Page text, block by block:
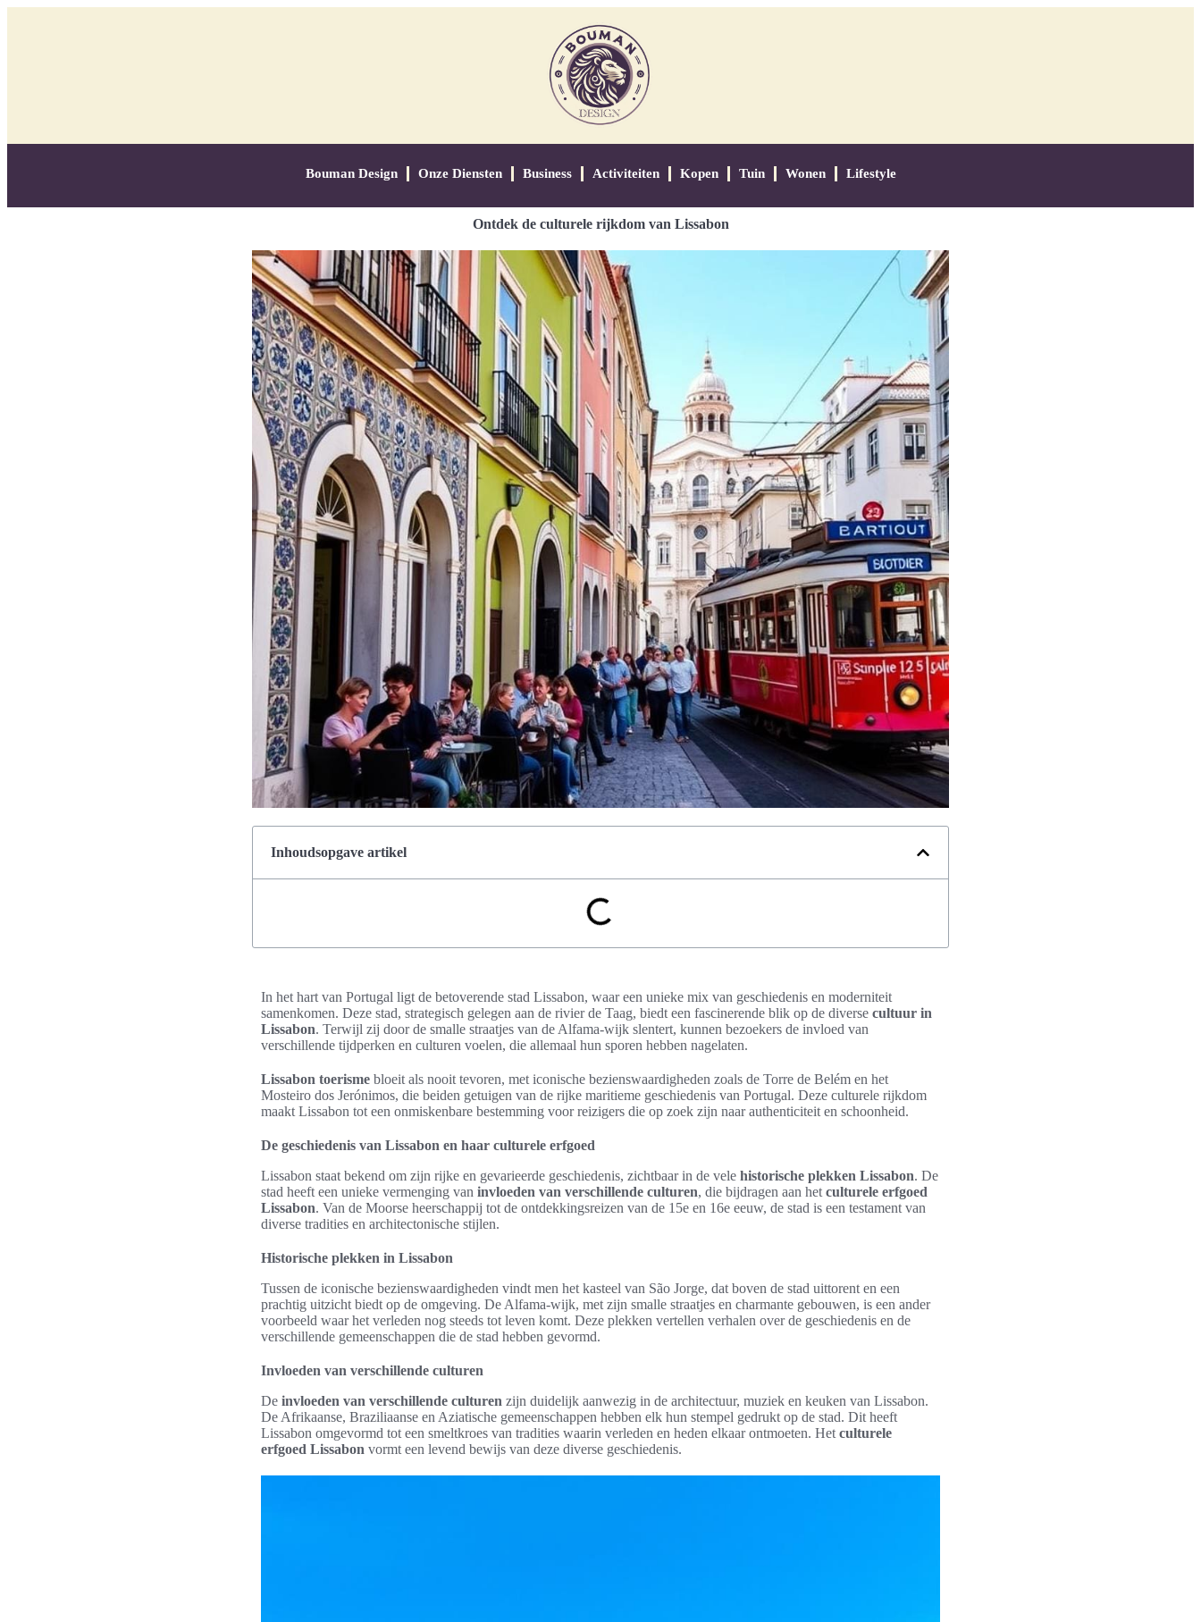
Bouman Design Onze Diensten Business Activiteiten Kopen Tuin Wonen Lifestyle
Ontdek de culturele rijkdom van Lissabon
Inhoudsopgave artikel
In het hart van Portugal ligt de betoverende stad Lissabon, waar een unieke mix van geschiedenis en moderniteit
samenkomen. Deze stad, strategisch gelegen aan de rivier de Taag, biedt een fascinerende blik op de diverse cultuur in
Lissabon. Terwijl zij door de smalle straatjes van de Alfama-wijk slentert, kunnen bezoekers de invloed van
verschillende tijdperken en culturen voelen, die allemaal hun sporen hebben nagelaten.
Lissabon toerisme bloeit als nooit tevoren, met iconische bezienswaardigheden zoals de Torre de Belém en het
Mosteiro dos Jerónimos, die beiden getuigen van de rijke maritieme geschiedenis van Portugal. Deze culturele rijkdom
maakt Lissabon tot een onmiskenbare bestemming voor reizigers die op zoek zijn naar authenticiteit en schoonheid.
De geschiedenis van Lissabon en haar culturele erfgoed
Lissabon staat bekend om zijn rijke en gevarieerde geschiedenis, zichtbaar in de vele historische plekken Lissabon. De
stad heeft een unieke vermenging van invloeden van verschillende culturen, die bijdragen aan het culturele erfgoed
Lissabon. Van de Moorse heerschappij tot de ontdekkingsreizen van de 15e en 16e eeuw, de stad is een testament van
diverse tradities en architectonische stijlen.
Historische plekken in Lissabon
Tussen de iconische bezienswaardigheden vindt men het kasteel van São Jorge, dat boven de stad uittorent en een
prachtig uitzicht biedt op de omgeving. De Alfama-wijk, met zijn smalle straatjes en charmante gebouwen, is een ander
voorbeeld waar het verleden nog steeds tot leven komt. Deze plekken vertellen verhalen over de geschiedenis en de
verschillende gemeenschappen die de stad hebben gevormd.
Invloeden van verschillende culturen
De invloeden van verschillende culturen zijn duidelijk aanwezig in de architectuur, muziek en keuken van Lissabon.
De Afrikaanse, Braziliaanse en Aziatische gemeenschappen hebben elk hun stempel gedrukt op de stad. Dit heeft
Lissabon omgevormd tot een smeltkroes van tradities waarin verleden en heden elkaar ontmoeten. Het culturele
erfgoed Lissabon vormt een levend bewijs van deze diverse geschiedenis.